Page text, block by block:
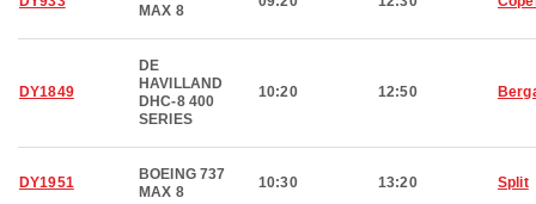
MAX 8
DY1849
DE
HAVILLAND
DHC-8 400
SERIES
10:20 12:50
DY1951
BOEING 737
MAX 8
10:30 13:20 Split